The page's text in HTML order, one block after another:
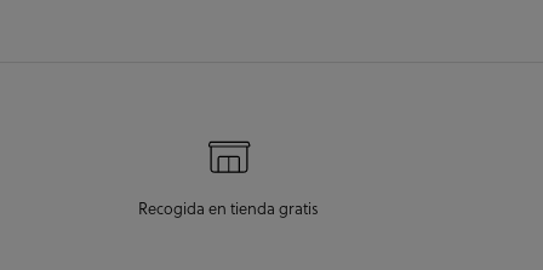
Recogida en tienda gratis